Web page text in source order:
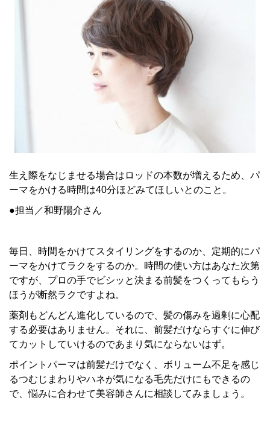
生え際をなじませる場合はロッドの本数が増えるため、パ
ーマをかける時間は40分ほどみてほしいとのこと。
●担当／和野陽介さん
毎日、時間をかけてスタイリングをするのか、定期的にパ
ーマをかけてラクをするのか。時間の使い方はあなた次第
ですが、プロの手でビシッと決まる前髪をつくってもらう
ほうが断然ラクですよね。
薬剤もどんどん進化しているので、髪の傷みを過剰に心配
する必要はありません。それに、前髪だけならすぐに伸び
てカットしていけるのであまり気にならないはず。
ポイントパーマは前髪だけでなく、ボリューム不足を感じ
るつむじまわりやハネが気になる毛先だけにもできるの
で、悩みに合わせて美容師さんに相談してみましょう。